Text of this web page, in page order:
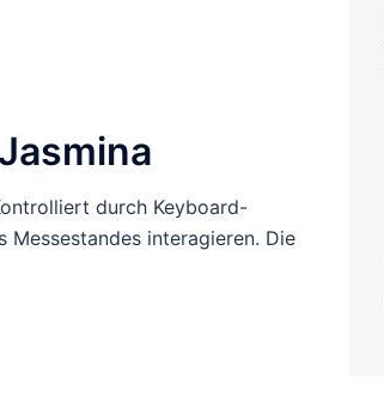
durch Keyboard-
interagieren. Die